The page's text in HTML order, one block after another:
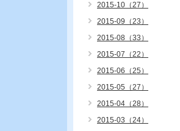
2015-10（27）
2015-09（23）
2015-08（33）
2015-07（22）
2015-06（25）
2015-05（27）
2015-04（28）
2015-03（24）